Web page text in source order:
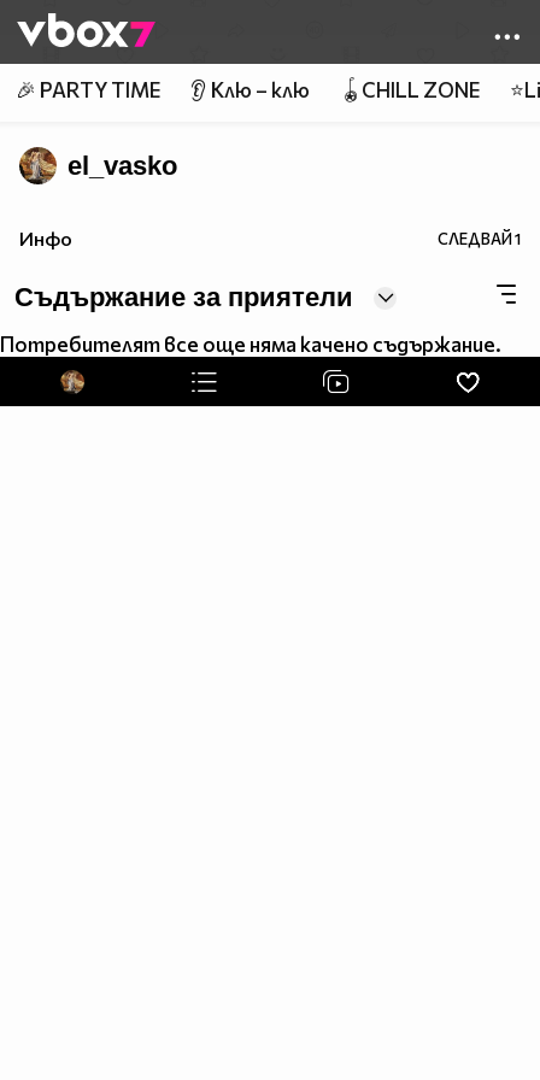
👾
🎉 PARTY TIME 👂 Клю – клю 🪀CHILL ZONE
el_vasko
Инфо СЛЕДВАЙ1
Съдържание за приятели
Потребителят все още няма качено съдържание.